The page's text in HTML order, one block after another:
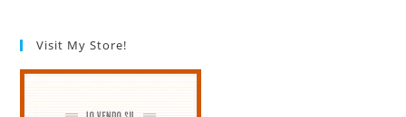
Visit My Store!